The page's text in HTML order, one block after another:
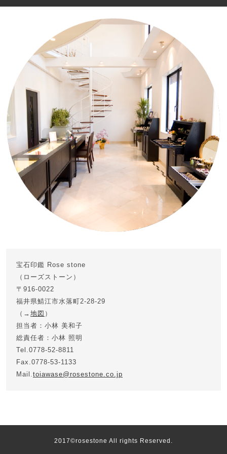
宝石印鑑 Rose stone
（ローズストーン）
〒916-0022
福井県鯖江市水落町2-28-29
（→ 地図 ）
担当者：小林 美和子
総責任者：小林 照明
Tel.0778-52-8811
Fax.0778-53-1133
Mail.toiawase@rosestone.co.jp
2017©rosestone All rights Reserved.